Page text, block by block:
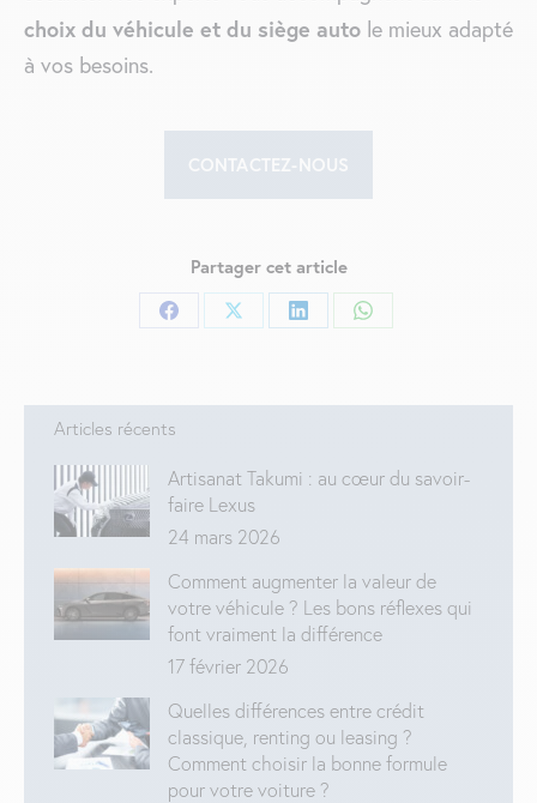
choix du véhicule et du siège auto le mieux adapté
à vos besoins.
CONTACTEZ-NOUS
Partager cet article
Partager
Facebook
Partager
X
Partager
LinkedIn
Partager
WhatsApp
Articles récents
Artisanat Takumi : au cœur du savoir-
faire Lexus
24 mars 2026
Comment augmenter la valeur de
votre véhicule ? Les bons réflexes qui
font vraiment la différence
17 février 2026
Quelles différences entre crédit
classique, renting ou leasing ?
Comment choisir la bonne formule
pour votre voiture ?